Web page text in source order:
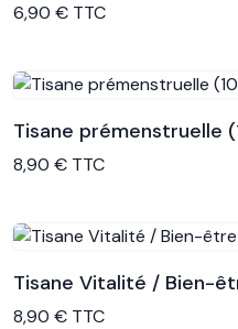
6,90 € TTC
Voir le produit
Tisane prémenstruelle
8,90 € TTC
Voir le produit
Tisane Vitalité / Bien-
8,90 € TTC